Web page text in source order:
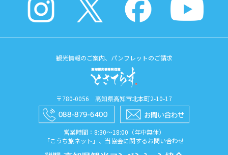
観光情報のご案内、パンフレットのご請求
〒780-0056 高知県高知市北本町2-10-17
営業時間：8:30〜18:00（年中無休）
「こうち旅ネット」、当協会に関するお問い合わせ